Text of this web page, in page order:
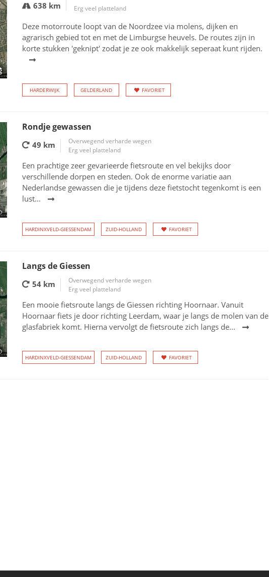
638 km Erg veel platteland
Deze motorroute loopt van de Noordzee via molens, dijken en
agrarisch gebied tot en met de Limburgse heuvels. De routes zijn in
korte stukken 'geknipt' zodat je ze ook makkelijk seperaat kunt rijden.
HARDERWIJK GELDERLAND FAVORIET
Rondje gewassen
49 km
Overwegend verharde wegen
Erg veel platteland
Een prachtige zeer gevarieerde fietsroute en vel bekijks door
verschillende dorpen en steden. Ook de enorme variatie aan
Nederlandse gewassen die je tijdens deze fietstocht tegenkomt is een
lust...
HARDINXVELD-GIESSENDAM ZUID-HOLLAND FAVORIET
Langs de Giessen
54 km
Overwegend verharde wegen
Erg veel platteland
Een mooie fietsroute langs de Giessen richting Hoornaar. Vanuit
Hoornaar fiets je door richting Leerdam, waar je langs de molen van de
glasfabriek komt. Hierna vervolgt de fietsroute zich langs de...
HARDINXVELD-GIESSENDAM ZUID-HOLLAND FAVORIET